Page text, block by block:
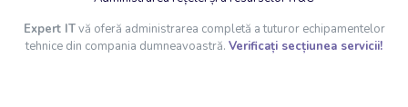
Expert ITvă oferă administrarea completă a tuturor echipamentelor
tehnice din compania dumneavoastră. Verificați secțiunea servicii!